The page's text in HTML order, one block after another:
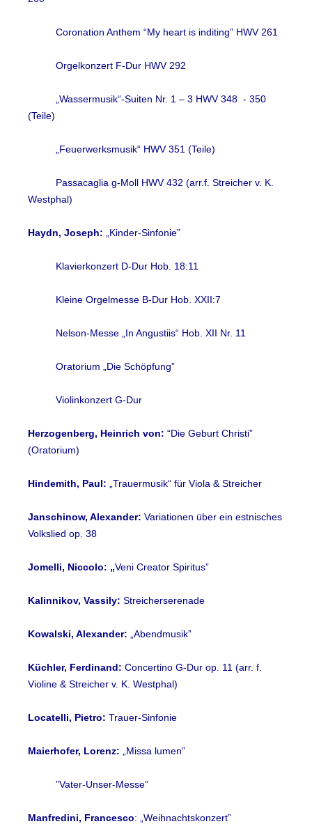
Coronation Anthem “My heart is inditing” HWV 261
Orgelkonzert F-Dur HWV 292
„Wassermusik“-Suiten Nr. 1 – 3 HWV 348 - 350
(Teile)
„Feuerwerksmusik“ HWV 351 (Teile)
Passacaglia g-Moll HWV 432 (arr.f. Streicher v. K.
Westphal)
Haydn, Joseph: „Kinder-Sinfonie”
Klavierkonzert D-Dur Hob. 18:11
Kleine Orgelmesse B-Dur Hob. XXII:7
Nelson-Messe „In Angustiis“ Hob. XII Nr. 11
Oratorium „Die Schöpfung”
Violinkonzert G-Dur
Herzogenberg, Heinrich von: “Die Geburt Christi”
(Oratorium)
Hindemith, Paul: „Trauermusik“ für Viola & Streicher
Janschinow, Alexander: Variationen über ein estnisches
Volkslied op. 38
Jomelli, Niccolo: „Veni Creator Spiritus”
Kalinnikov, Vassily: Streicherserenade
Kowalski, Alexander: „Abendmusik”
Küchler, Ferdinand: Concertino G-Dur op. 11 (arr. f.
Violine & Streicher v. K. Westphal)
Locatelli, Pietro: Trauer-Sinfonie
Maierhofer, Lorenz: „Missa lumen”
”Vater-Unser-Messe”
Manfredini, Francesco: „Weihnachtskonzert”